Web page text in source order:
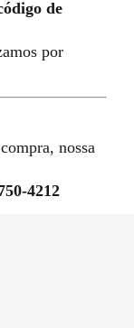
de
por
nossa
4212